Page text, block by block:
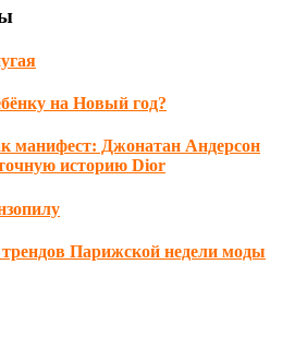
на Новый год?
манифест: Джонатан Андерсон
историю Dior
Парижской недели моды